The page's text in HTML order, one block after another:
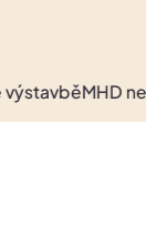
MHD nebo 9